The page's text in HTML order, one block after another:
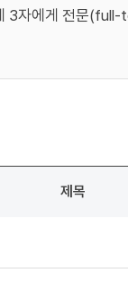
3자에게 전문
제목